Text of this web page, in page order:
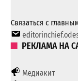
Связаться с
РЕКЛАМА НА
Медиакит